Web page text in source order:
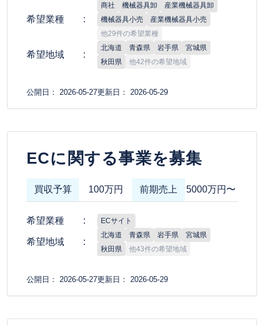
希望業種
商社 機械器具卸
産業機械器具卸
機械器具小売
産業機械器具小売
他29件の希望業種
希望地域
北海道 青森県 岩手県
宮城県
秋田県
他42件の希望地域
公開日： 2026-05-27更新日： 2026-05-29
ECに関する事業を募集
買収予算 100万円 前期売上 5000万円〜
希望業種 ECサイト
希望地域
北海道 青森県 岩手県
宮城県
秋田県
他43件の希望地域
公開日： 2026-05-27更新日： 2026-05-29